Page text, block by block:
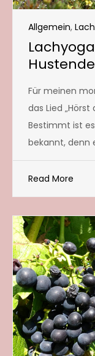
Allgemein,
Für meinen
das Lied
Bestimmt ist
bekannt, denn
Read More